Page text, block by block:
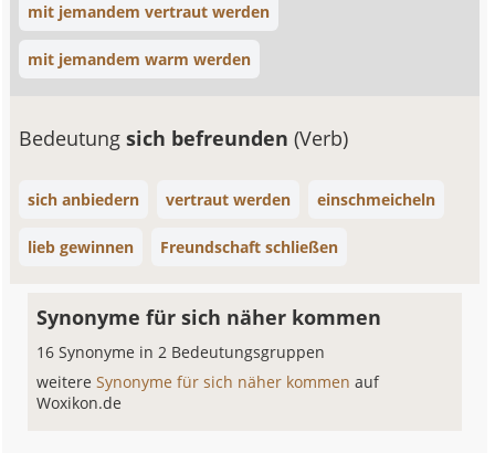
mit jemandem vertraut werden
mit jemandem warm werden
Bedeutungsich befreunden(Verb)
sich anbiedern vertraut werden einschmeicheln
lieb gewinnen Freundschaft schließen
Synonyme für sich näher kommen
16 Synonyme in 2 Bedeutungsgruppen
weitereSynonyme für sich näher kommenauf
Woxikon.de